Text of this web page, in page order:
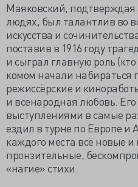
Маяковский, подтверждая
людях, был талантлив во
искусства и
поставив в 1916 году
и сыграл главную роль
комом начали набираться
режиссёрские и
и всенародная любовь.
выступлениями в самые
ездил в турне по Европе и
каждого места всё новые
пронзительные,
«нагие» стихи.